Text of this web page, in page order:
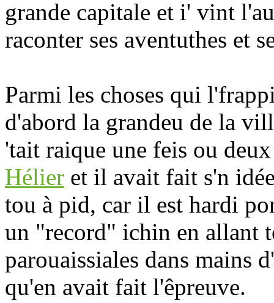
grande capitale et i' vint
raconter ses aventuthes et
Parmi les choses qui
d'abord la grandeu de la
'tait raique une feis ou
Hélier et il avait fait s'n
tou à pid, car il est hardi
un "record" ichin en allant
parouaissiales dans mains
qu'en avait fait l'êpreuve.